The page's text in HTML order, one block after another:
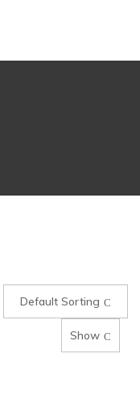
Default Sorting
Show